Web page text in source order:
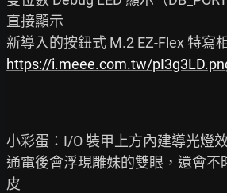
直接顯示
https://i.meee.com.tw/
小彩蛋：I/O 裝甲上方內建導光燈
通電後會浮現雕妹的雙眼，還會不
皮